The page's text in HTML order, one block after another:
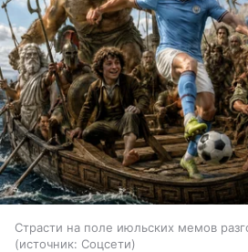
Страсти на поле июльских мемов
источник: Соцсети